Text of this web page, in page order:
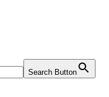
Search Button